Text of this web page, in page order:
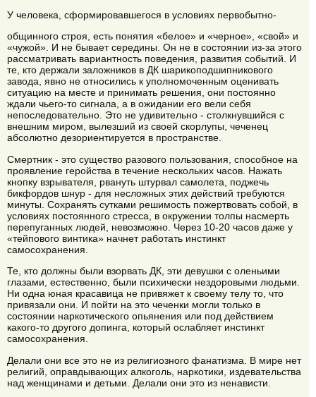
У человека, сформировавшегося в условиях первобытно-
общинного строя, есть понятия «белое» и «черное», «свой» и
«чужой». И не бывает середины. Он не в состоянии из-за этого
рассматривать вариантность поведения, развития событий. И
те, кто держали заложников в ДК шарикоподшипникового
завода, явно не относились к уполномоченным оценивать
ситуацию на месте и принимать решения, они постоянно
ждали чьего-то сигнала, а в ожидании его вели себя
непоследовательно. Это не удивительно - столкнувшийся с
внешним миром, вылезший из своей скорлупы, чеченец
абсолютно дезориентируется в пространстве.
Смертник - это существо разового пользования, способное на
проявление геройства в течение нескольких часов. Нажать
кнопку взрывателя, рвануть штурвал самолета, поджечь
бикфордов шнур - для несложных этих действий требуются
минуты. Сохранять сутками решимость пожертвовать собой, в
условиях постоянного стресса, в окружении толпы насмерть
перепуганных людей, невозможно. Через 10-20 часов даже у
«тейпового винтика» начнет работать инстинкт
самосохранения.
Те, кто должны были взорвать ДК, эти девушки с оленьими
глазами, естественно, были психически нездоровыми людьми.
Ни одна юная красавица не привяжет к своему телу то, что
привязали они. И пойти на это чеченки могли только в
состоянии наркотического опьянения или под действием
какого-то другого допинга, который ослабляет инстинкт
самосохранения.
Делали они все это не из религиозного фанатизма. В мире нет
религий, оправдывающих алкоголь, наркотики, издевательства
над женщинами и детьми. Делали они это из ненависти.